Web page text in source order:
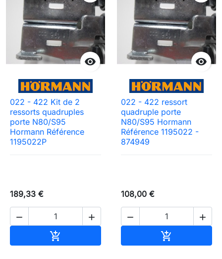

022 - 422 Kit de 2
ressorts quadruples
porte N80/S95
Hormann Référence
1195022P
189,33 €
 


022 - 422 ressort
quadruple porte
N80/S95 Hormann
Référence 1195022 -
874949
108,00 €
 
